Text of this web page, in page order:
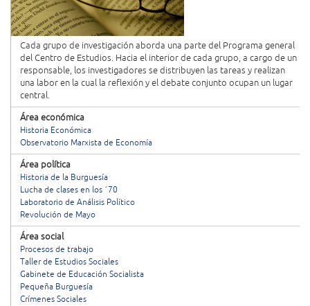
Cada grupo de investigación aborda una parte del Programa general
del Centro de Estudios. Hacia el interior de cada grupo, a cargo de un
responsable, los investigadores se distribuyen las tareas y realizan
una labor en la cual la reflexión y el debate conjunto ocupan un lugar
central.
Área económica
Historia Económica
Observatorio Marxista de Economía
Área política
Historia de la Burguesía
Lucha de clases en los ´70
Laboratorio de Análisis Político
Revolución de Mayo
Área social
Procesos de trabajo
Taller de Estudios Sociales
Gabinete de Educación Socialista
Pequeña Burguesía
Crímenes Sociales